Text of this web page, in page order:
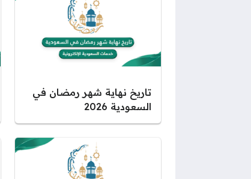
تاريخ نهاية شهر رمضان في
السعودية 2026